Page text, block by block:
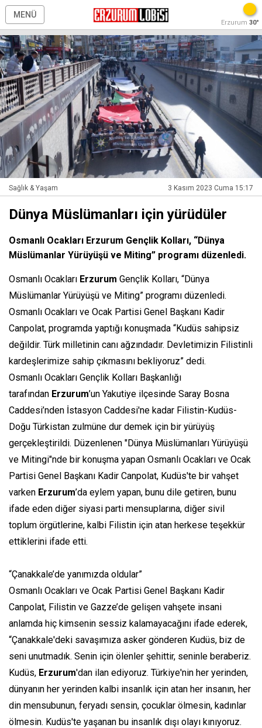
MENÜ
Erzurum 30°
Sağlık & Yaşam 3 Kasım 2023 Cuma 15:17
Dünya Müslümanları için yürüdüler
Osmanlı Ocakları Erzurum Gençlik Kolları, “Dünya
Müslümanlar Yürüyüşü ve Miting” programı düzenledi.
Osmanlı Ocakları Erzurum Gençlik Kolları, “Dünya
Müslümanlar Yürüyüşü ve Miting” programı düzenledi.
Osmanlı Ocakları ve Ocak Partisi Genel Başkanı Kadir
Canpolat, programda yaptığı konuşmada “Kudüs sahipsiz
değildir. Türk milletinin canı ağzındadır. Devletimizin Filistinli
kardeşlerimize sahip çıkmasını bekliyoruz” dedi.
Osmanlı Ocakları Gençlik Kolları Başkanlığı
tarafından Erzurum’un Yakutiye ilçesinde Saray Bosna
Caddesi’nden İstasyon Caddesi'ne kadar Filistin-Kudüs-
Doğu Türkistan zulmüne dur demek için bir yürüyüş
gerçekleştirildi. Düzenlenen "Dünya Müslümanları Yürüyüşü
ve Mitingi"nde bir konuşma yapan Osmanlı Ocakları ve Ocak
Partisi Genel Başkanı Kadir Canpolat, Kudüs'te bir vahşet
varken Erzurum’da eylem yapan, bunu dile getiren, bunu
ifade eden diğer siyasi parti mensuplarına, diğer sivil
toplum örgütlerine, kalbi Filistin için atan herkese teşekkür
ettiklerini ifade etti.
“Çanakkale’de yanımızda oldular”
Osmanlı Ocakları ve Ocak Partisi Genel Başkanı Kadir
Canpolat, Filistin ve Gazze’de gelişen vahşete insani
anlamda hiç kimsenin sessiz kalamayacağını ifade ederek,
“Çanakkale'deki savaşımıza asker gönderen Kudüs, biz de
seni unutmadık. Senin için ölenler şehittir, seninle beraberiz.
Kudüs, Erzurum'dan ilan ediyoruz. Türkiye'nin her yerinden,
dünyanın her yerinden kalbi insanlık için atan her insanın, her
din mensubunun, feryadı sensin, çocuklar ölmesin, kadınlar
ölmesin. Kudüs'te yaşanan bu insanlık dışı olayı kınıyoruz.